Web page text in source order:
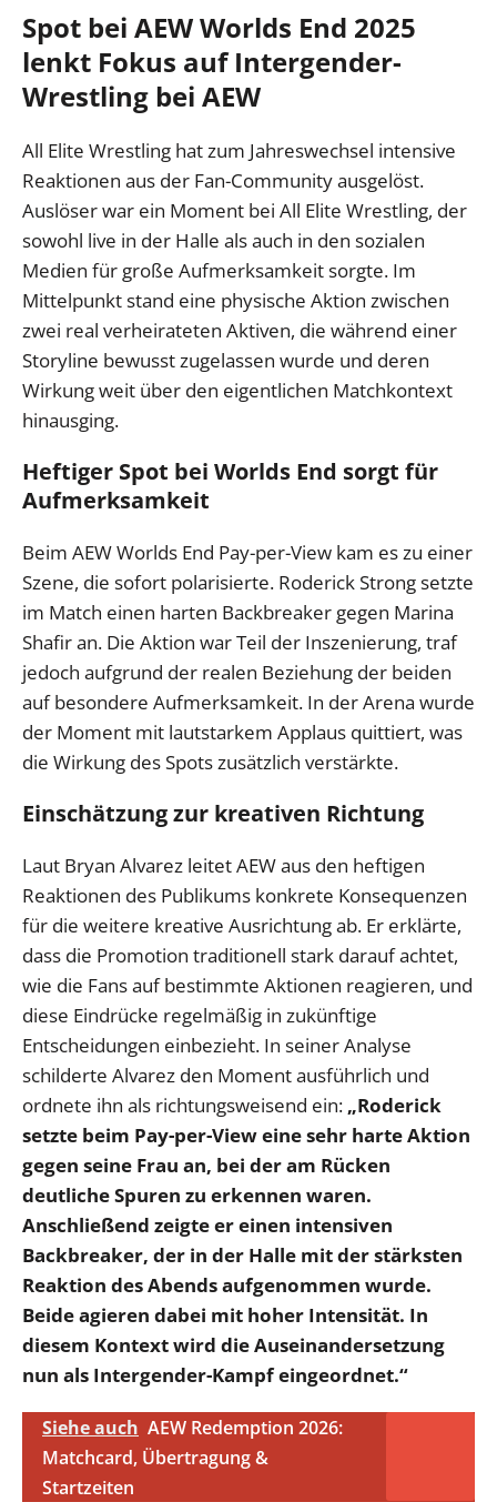
Spot bei AEW Worlds End 2025
lenkt Fokus auf Intergender-
Wrestling bei AEW
All Elite Wrestling hat zum Jahreswechsel intensive
Reaktionen aus der Fan-Community ausgelöst.
Auslöser war ein Moment bei All Elite Wrestling, der
sowohl live in der Halle als auch in den sozialen
Medien für große Aufmerksamkeit sorgte. Im
Mittelpunkt stand eine physische Aktion zwischen
zwei real verheirateten Aktiven, die während einer
Storyline bewusst zugelassen wurde und deren
Wirkung weit über den eigentlichen Matchkontext
hinausging.
Heftiger Spot bei Worlds End sorgt für
Aufmerksamkeit
Beim AEW Worlds End Pay-per-View kam es zu einer
Szene, die sofort polarisierte. Roderick Strong setzte
im Match einen harten Backbreaker gegen Marina
Shafir an. Die Aktion war Teil der Inszenierung, traf
jedoch aufgrund der realen Beziehung der beiden
auf besondere Aufmerksamkeit. In der Arena wurde
der Moment mit lautstarkem Applaus quittiert, was
die Wirkung des Spots zusätzlich verstärkte.
Einschätzung zur kreativen Richtung
Laut Bryan Alvarez leitet AEW aus den heftigen
Reaktionen des Publikums konkrete Konsequenzen
für die weitere kreative Ausrichtung ab. Er erklärte,
dass die Promotion traditionell stark darauf achtet,
wie die Fans auf bestimmte Aktionen reagieren, und
diese Eindrücke regelmäßig in zukünftige
Entscheidungen einbezieht. In seiner Analyse
schilderte Alvarez den Moment ausführlich und
ordnete ihn als richtungsweisend ein: „Roderick
setzte beim Pay-per-View eine sehr harte Aktion
gegen seine Frau an, bei der am Rücken
deutliche Spuren zu erkennen waren.
Anschließend zeigte er einen intensiven
Backbreaker, der in der Halle mit der stärksten
Reaktion des Abends aufgenommen wurde.
Beide agieren dabei mit hoher Intensität. In
diesem Kontext wird die Auseinandersetzung
nun als Intergender-Kampf eingeordnet.“
Siehe auch AEW Redemption 2026:
Matchcard, Übertragung &
Startzeiten